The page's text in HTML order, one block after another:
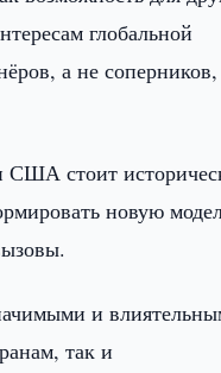
глобальной
а не
США стоит
новую
и
так и